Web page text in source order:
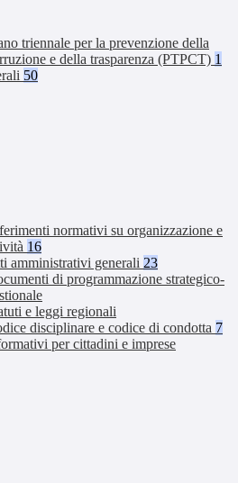
triennale per la prevenzione della
e della trasparenza (PTPCT) 1
50
normativi su organizzazione e
16
amministrativi generali 23
di programmazione strategico-
e leggi regionali
disciplinare e codice di condotta 7
per cittadini e imprese